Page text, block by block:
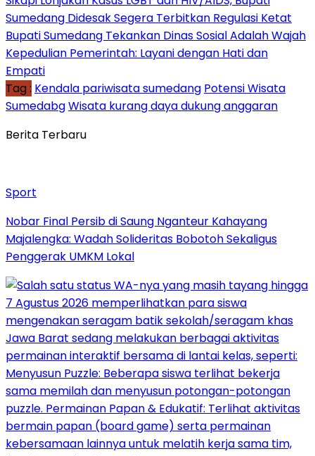
Sumedang Didesak Segera Terbitkan Regulasi Ketat
Bupati Sumedang Tekankan Dinas Sosial Adalah Wajah
Kepedulian Pemerintah: Layani dengan Hati dan
Empati
Tag : Kendala pariwisata sumedang Potensi Wisata
SumedabgWisata kurang daya dukung anggaran
Berita Terbaru
Sport
Nobar Final Persib di Saung Nganteur Kahayang
Majalengka: Wadah Solideritas Bobotoh Sekaligus
Penggerak UMKM Lokal